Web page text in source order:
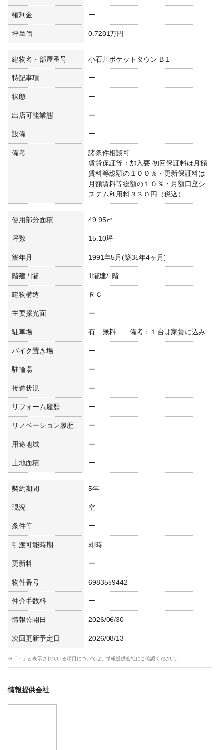
権利金 ー
坪単価 0.7281万円
建物名・部屋番号 小石川ポケットタウン B-1
特記事項 ー
状態 ー
出店可能業態 ー
設備 ー
備考
諸条件相談可
賃貸保証等：加入要 初回保証料は月額
賃料等総額の１００％・更新保証料は
月額賃料等総額の１０％・月額口座シ
ステム利用料３３０円（税込）
使用部分面積 49.95㎡
坪数 15.10坪
築年月 1991年5月(築35年4ヶ月)
階建 / 階 1階建/1階
建物構造 ＲＣ
主要採光面 ー
駐車場 有 無料 備考：１台は家賃に込み
バイク置き場 ー
駐輪場 ー
接道状況 ー
リフォーム履歴 ー
リノベーション履歴 ー
用途地域 ー
土地面積 ー
契約期間 5年
現況 空
条件等 ー
引渡可能時期 即時
更新料 ー
物件番号 6983559442
仲介手数料 ー
情報公開日 2026/06/30
次回更新予定日 2026/08/13
※「－」と表示されている項目については、情報提供会社にご確認ください。
情報提供会社